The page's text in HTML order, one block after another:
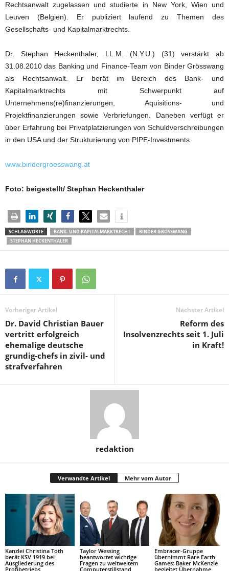
Rechtsanwalt zugelassen und studierte in New York, Wien und
Leuven (Belgien). Er publiziert laufend zu Themen des
Gesellschafts- und Kapitalmarktrechts.
Dr. Stephan Heckenthaler, LL.M. (N.Y.U.) (31) verstärkt ab
31.08.2010 das Banking und Finance-Team von Binder Grösswang
als Rechtsanwalt. Er berät im Bereich des Bank- und
Kapitalmarktrechts mit Schwerpunkt auf
Unternehmens(re)finanzierungen, Aquisitions- und
Projektfinanzierungen sowie Verbriefungen. Daneben verfügt er
über Erfahrung bei Privatplatzierungen von Schuldverschreibungen
in den USA und der Strukturierung von PIPE-Investments.
www.bindergroesswang.at
Foto: beigestellt/ Stephan Heckenthaler
SCHLAGWORTE BANK- UND KAPITALMARKTRECHT
BINDER GRÖSSWANG
STEPHAN HECKENTHALER
Vorheriger Artikel
Dr. David Christian Bauer
vertritt erfolgreich
ehemalige deutsche
grundig-chefs in zivil- und
strafverfahren
Nächster Artikel
Reform des
Insolvenzrechts seit 1. Juli
in Kraft!
redaktion
Verwandte Artikel Mehr vom Autor
Kanzlei Christina Toth
berät KSV 1919 bei
Ausgliederung des
Profibetriebs
Taylor Wessing
beantwortet wichtige
Fragen zu weltweitem
Computerstillstand
Embracer-Gruppe
übernimmt Rare Earth
Games: Baker McKenzie
begleitet Übernahme